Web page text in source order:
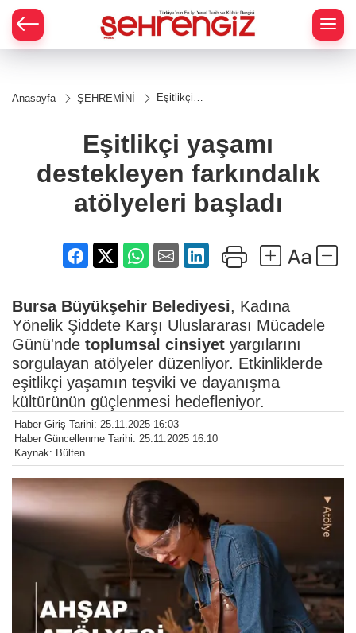
Anasayfa ŞEHREMİNİ
Eşitlikçi
farkındalık
atölyeleri
başladı
Eşitlikçi yaşamı
destekleyen farkındalık
atölyeleri başladı
Bursa Büyükşehir Belediyesi, Kadına
Yönelik Şiddete Karşı Uluslararası Mücadele
Günü'nde toplumsal cinsiyet yargılarını
sorgulayan atölyeler düzenliyor. Etkinliklerde
eşitlikçi yaşamın teşviki ve dayanışma
kültürünün güçlenmesi hedefleniyor.
Haber Giriş Tarihi: 25.11.2025 16:03
Haber Güncellenme Tarihi: 25.11.2025 16:10
Kaynak: Bülten